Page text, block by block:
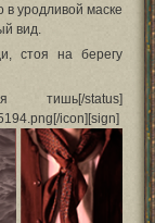
уродливой маске
вид.
стоя на берегу
тишь[/status]
icon][sign]